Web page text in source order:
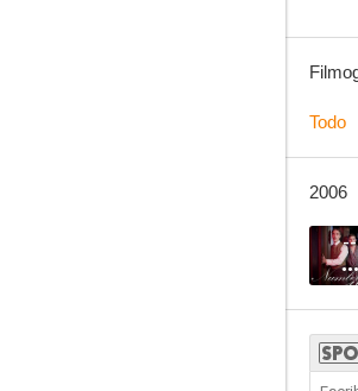
Todo
2006
--